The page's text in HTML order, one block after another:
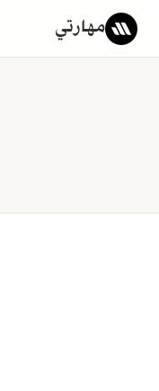
مهارتي